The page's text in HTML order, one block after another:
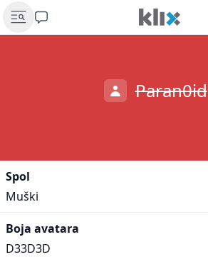
Paran0id
Spol
Muški
Boja avatara
D33D3D